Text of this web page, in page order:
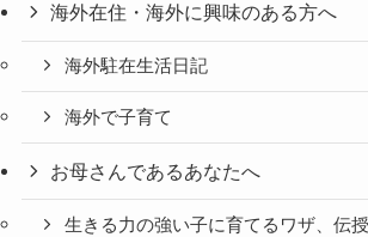
海外在住・海外に興味のある方へ
海外駐在生活日記
海外で子育て
お母さんであるあなたへ
生きる力の強い子に育てるワザ、伝授